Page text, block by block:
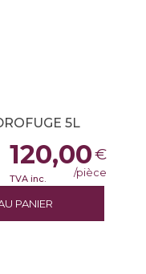
5L
PANIER
120,00€
TVA inc. /pièce